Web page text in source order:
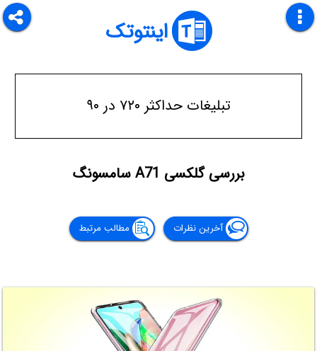
اینتوتک
تبلیغات حداکثر ۷۲۰ در ۹۰
بررسی گلکسی A71 سامسونگ
آخرین نظرات مطالب مرتبط